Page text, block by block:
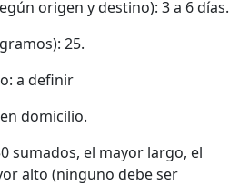
origen y destino): 3 a 6 días.
25.
a definir
domicilio.
sumados, el mayor largo, el
alto (ninguno debe ser